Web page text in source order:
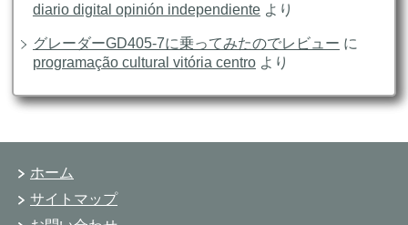
diario digital opinión independienteより
グレーダーGD405-7に乗ってみたのでレビュー に
programação cultural vitória centroより
ホーム
サイトマップ